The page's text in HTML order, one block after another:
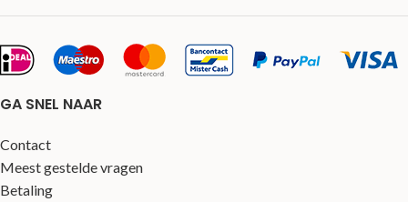
GA SNEL NAAR
Contact
Meest gestelde vragen
Betaling